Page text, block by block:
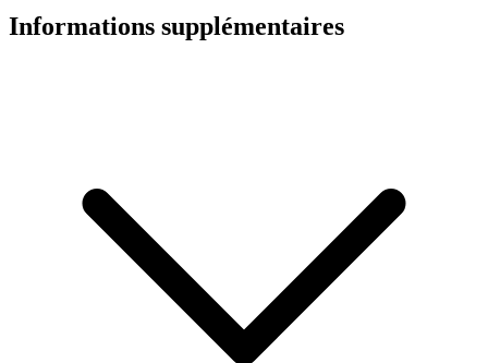
Informations supplémentaires